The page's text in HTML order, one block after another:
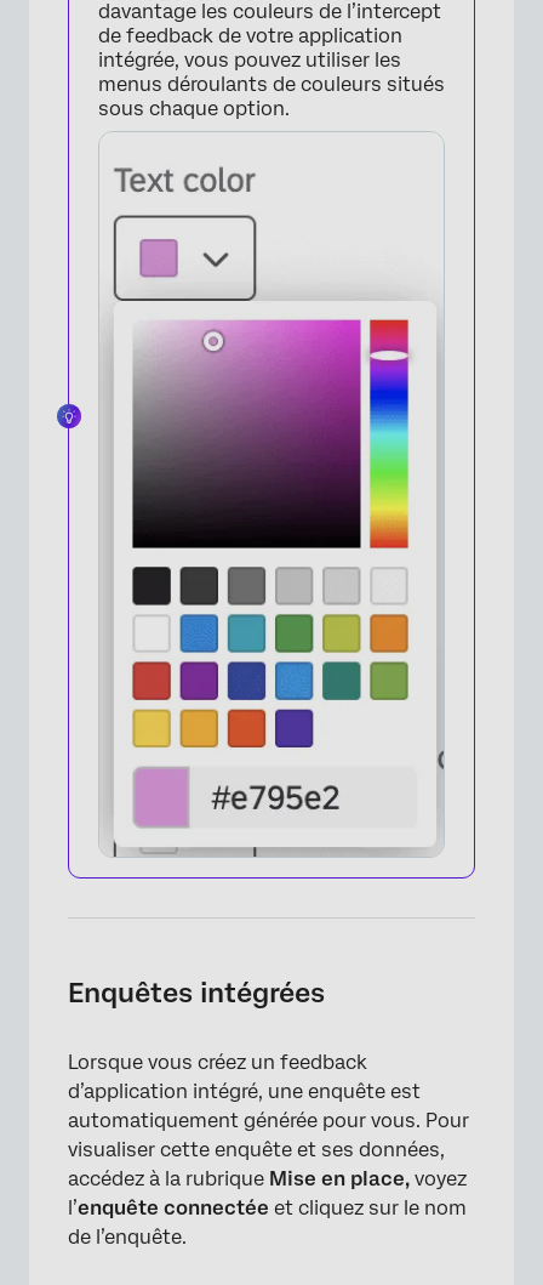
davantage les couleurs de l’intercept
de feedback de votre application
intégrée, vous pouvez utiliser les
menus déroulants de couleurs situés
sous chaque option.
Enquêtes intégrées
Lorsque vous créez un feedback
d’application intégré, une enquête est
automatiquement générée pour vous. Pour
visualiser cette enquête et ses données,
accédez à la rubrique Mise en place, voyez
l’enquête connectée et cliquez sur le nom
de l’enquête.